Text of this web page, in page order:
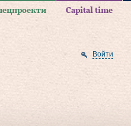
Capital time
Войти